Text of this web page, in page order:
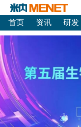
首页 资讯 研发